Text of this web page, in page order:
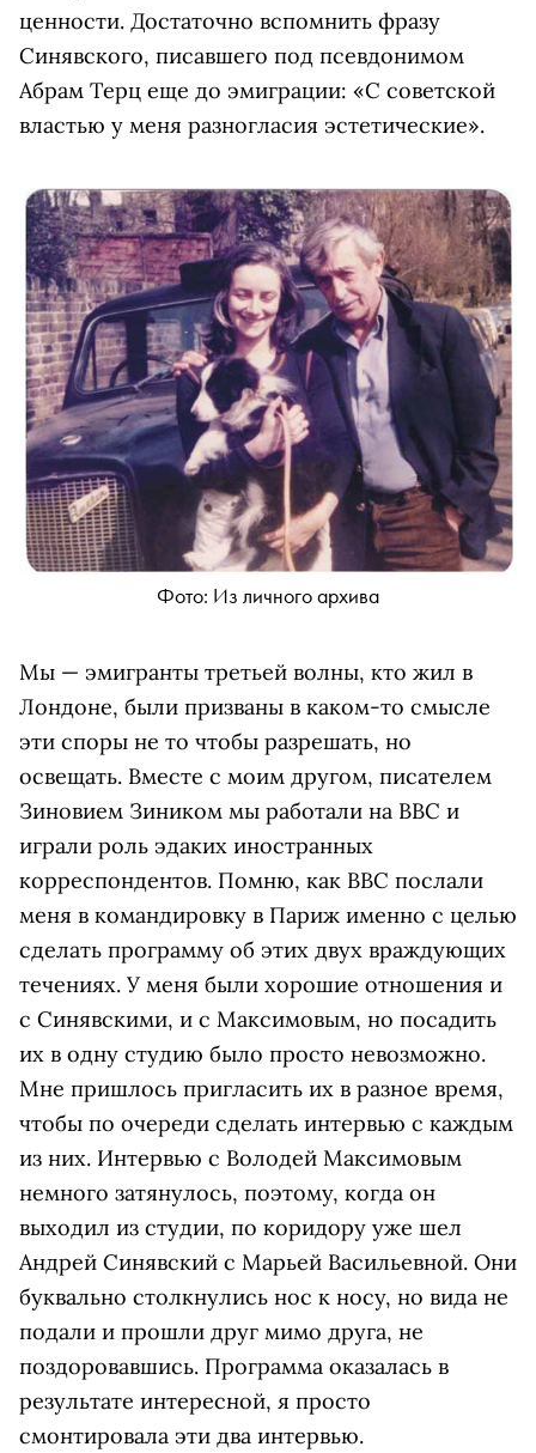
ценности. Достаточно вспомнить фразу
Синявского, писавшего под псевдонимом
Абрам Терц еще до эмиграции: «С советской
властью у меня разногласия эстетические».
Фото: Из личного архива
Мы — эмигранты третьей волны, кто жил в
Лондоне, были призваны в каком-то смысле
эти споры не то чтобы разрешать, но
освещать. Вместе с моим другом, писателем
Зиновием Зиником мы работали на BBC и
играли роль эдаких иностранных
корреспондентов. Помню, как BBC послали
меня в командировку в Париж именно с целью
сделать программу об этих двух враждующих
течениях. У меня были хорошие отношения и
с Синявскими, и с Максимовым, но посадить
их в одну студию было просто невозможно.
Мне пришлось пригласить их в разное время,
чтобы по очереди сделать интервью с каждым
из них. Интервью с Володей Максимовым
немного затянулось, поэтому, когда он
выходил из студии, по коридору уже шел
Андрей Синявский с Марьей Васильевной. Они
буквально столкнулись нос к носу, но вида не
подали и прошли друг мимо друга, не
поздоровавшись. Программа оказалась в
результате интересной, я просто
смонтировала эти два интервью.